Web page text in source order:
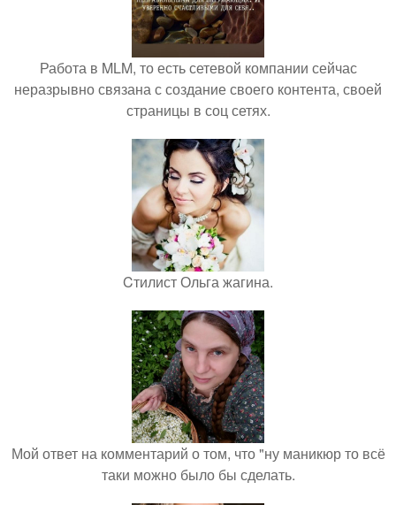
Работа в MLM, то есть сетевой компании сейчас
неразрывно связана с создание своего контента, своей
страницы в соц сетях.
Cтилист Ольга жагина.
Мой ответ на комментарий о том, что "ну маникюр то всё
таки можно было бы сделать.